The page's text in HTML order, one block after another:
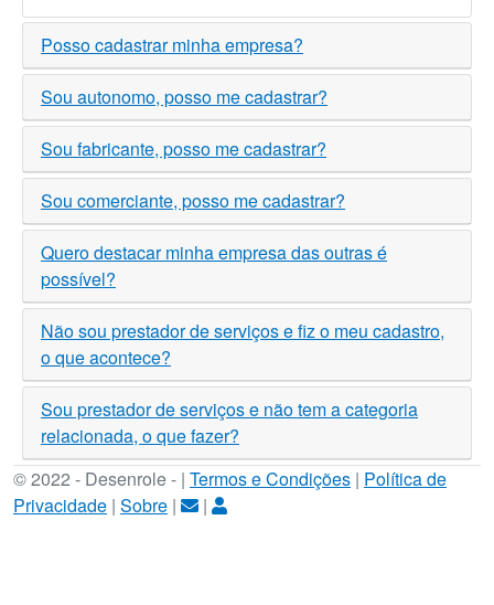
Posso cadastrar minha empresa?
Sou autonomo, posso me cadastrar?
Sou fabricante, posso me cadastrar?
Sou comerciante, posso me cadastrar?
Quero destacar minha empresa das outras é
possível?
Não sou prestador de serviços e fiz o meu cadastro,
o que acontece?
Sou prestador de serviços e não tem a categoria
relacionada, o que fazer?
© 2022 - Desenrole - | Termos e Condições | Política de
Privacidade | Sobre | |